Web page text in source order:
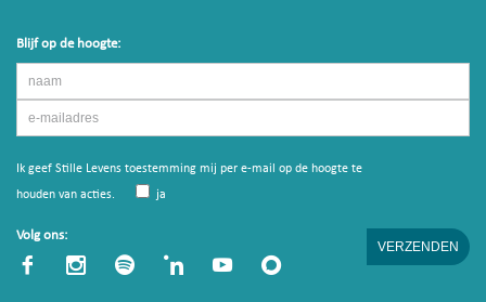
Blijf op de hoogte:
Ik geef Stille Levens toestemming mij per e-mail op de hoogte te
houden van acties.
ja
Volg ons: